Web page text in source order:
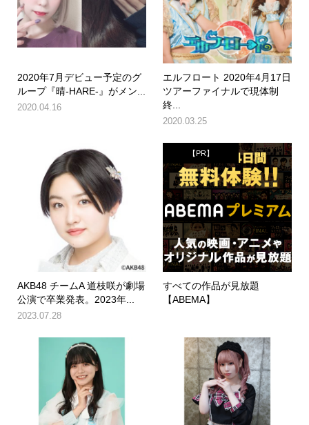
2020年7月デビュー予定のグ
ループ『晴-HARE-』がメン...
2020.04.16
エルフロート 2020年4月17日
ツアーファイナルで現体制
終...
2020.03.25
AKB48 チームA 道枝咲が劇場
公演で卒業発表。2023年...
2023.07.28
【PR】
すべての作品が見放題
【ABEMA】